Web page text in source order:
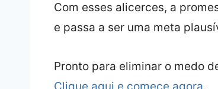
Com esses alicerces, a
e passa a ser uma meta
Pronto para eliminar o medo